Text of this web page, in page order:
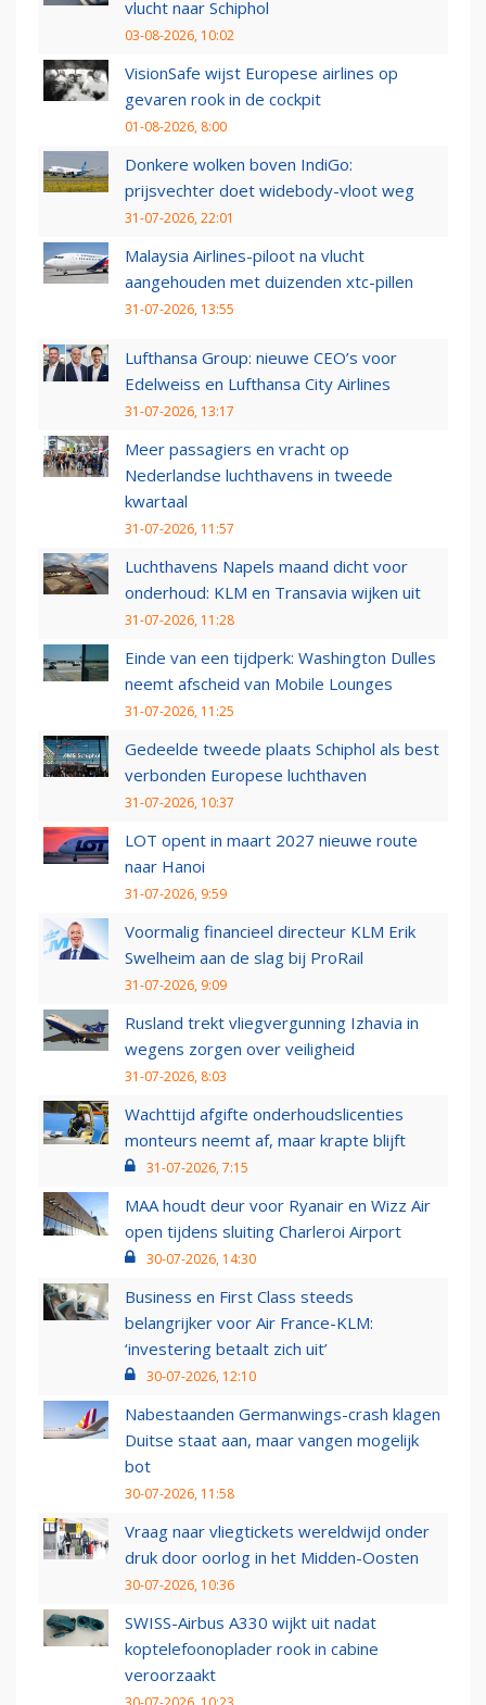
vlucht naar Schiphol
03-08-2026, 10:02
VisionSafe wijst Europese airlines op
gevaren rook in de cockpit
01-08-2026, 8:00
Donkere wolken boven IndiGo:
prijsvechter doet widebody-vloot weg
31-07-2026, 22:01
Malaysia Airlines-piloot na vlucht
aangehouden met duizenden xtc-pillen
31-07-2026, 13:55
Lufthansa Group: nieuwe CEO’s voor
Edelweiss en Lufthansa City Airlines
31-07-2026, 13:17
Meer passagiers en vracht op
Nederlandse luchthavens in tweede
kwartaal
31-07-2026, 11:57
Luchthavens Napels maand dicht voor
onderhoud: KLM en Transavia wijken uit
31-07-2026, 11:28
Einde van een tijdperk: Washington Dulles
neemt afscheid van Mobile Lounges
31-07-2026, 11:25
Gedeelde tweede plaats Schiphol als best
verbonden Europese luchthaven
31-07-2026, 10:37
LOT opent in maart 2027 nieuwe route
naar Hanoi
31-07-2026, 9:59
Voormalig financieel directeur KLM Erik
Swelheim aan de slag bij ProRail
31-07-2026, 9:09
Rusland trekt vliegvergunning Izhavia in
wegens zorgen over veiligheid
31-07-2026, 8:03
Wachttijd afgifte onderhoudslicenties
monteurs neemt af, maar krapte blijft
31-07-2026, 7:15
MAA houdt deur voor Ryanair en Wizz Air
open tijdens sluiting Charleroi Airport
30-07-2026, 14:30
Business en First Class steeds
belangrijker voor Air France-KLM:
‘investering betaalt zich uit’
30-07-2026, 12:10
Nabestaanden Germanwings-crash klagen
Duitse staat aan, maar vangen mogelijk
bot
30-07-2026, 11:58
Vraag naar vliegtickets wereldwijd onder
druk door oorlog in het Midden-Oosten
30-07-2026, 10:36
SWISS-Airbus A330 wijkt uit nadat
koptelefoonoplader rook in cabine
veroorzaakt